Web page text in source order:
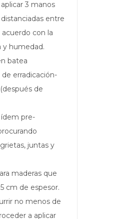
3 manos
entre
con la
y humedad.
batea
erradicación-
de
ídem pre-
juntas y
maderas que
cm de espesor.
no menos de
a aplicar